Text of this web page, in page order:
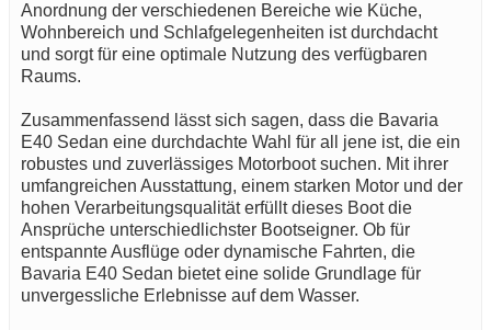
Anordnung der verschiedenen Bereiche wie Küche,
Wohnbereich und Schlafgelegenheiten ist durchdacht
und sorgt für eine optimale Nutzung des verfügbaren
Raums.
Zusammenfassend lässt sich sagen, dass die Bavaria
E40 Sedan eine durchdachte Wahl für all jene ist, die ein
robustes und zuverlässiges Motorboot suchen. Mit ihrer
umfangreichen Ausstattung, einem starken Motor und der
hohen Verarbeitungsqualität erfüllt dieses Boot die
Ansprüche unterschiedlichster Bootseigner. Ob für
entspannte Ausflüge oder dynamische Fahrten, die
Bavaria E40 Sedan bietet eine solide Grundlage für
unvergessliche Erlebnisse auf dem Wasser.